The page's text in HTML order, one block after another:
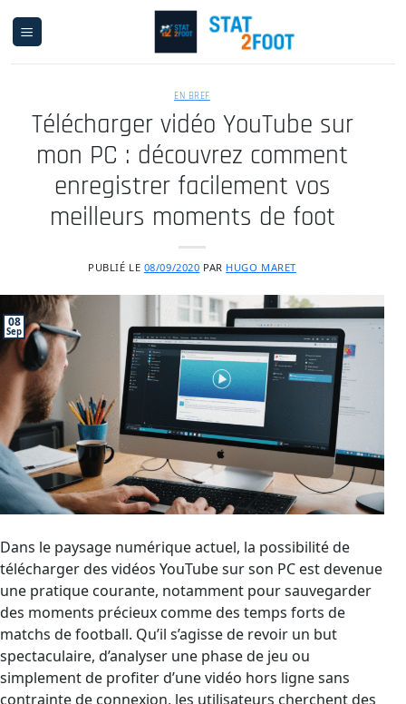
EN BREF
Télécharger vidéo YouTube sur
mon PC : découvrez comment
enregistrer facilement vos
meilleurs moments de foot
PUBLIÉ LE 08/09/2020 PAR HUGO MARET
08
Sep
Dans le paysage numérique actuel, la possibilité de
télécharger des vidéos YouTube sur son PC est devenue
une pratique courante, notamment pour sauvegarder
des moments précieux comme des temps forts de
matchs de football. Qu’il s’agisse de revoir un but
spectaculaire, d’analyser une phase de jeu ou
simplement de profiter d’une vidéo hors ligne sans
contrainte de connexion, les utilisateurs cherchent des